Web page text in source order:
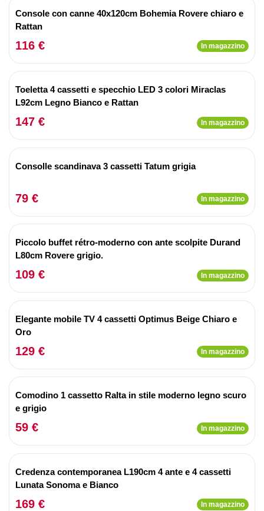
Console con canne 40x120cm Bohemia Rovere chiaro e
Rattan
116 € In magazzino
Toeletta 4 cassetti e specchio LED 3 colori Miraclas
L92cm Legno Bianco e Rattan
147 € In magazzino
Consolle scandinava 3 cassetti Tatum grigia
79 € In magazzino
Piccolo buffet rétro-moderno con ante scolpite Durand
L80cm Rovere grigio.
109 € In magazzino
Elegante mobile TV 4 cassetti Optimus Beige Chiaro e
Oro
129 € In magazzino
Comodino 1 cassetto Ralta in stile moderno legno scuro
e grigio
59 € In magazzino
Credenza contemporanea L190cm 4 ante e 4 cassetti
Lunata Sonoma e Bianco
169 € In magazzino